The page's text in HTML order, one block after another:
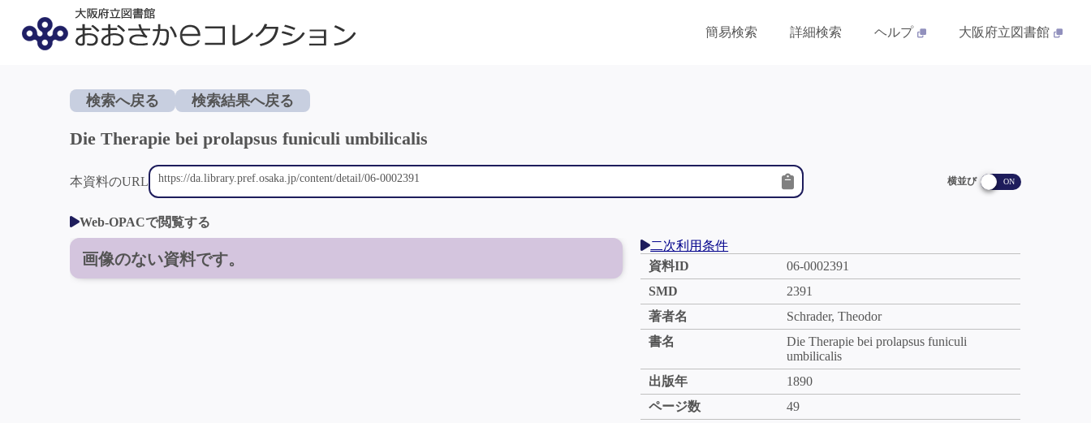
簡易検索 詳細検索 ヘルプ 大阪府立図書館
検索へ戻る 検索結果へ戻る
Die Therapie bei prolapsus funiculi umbilicalis
本資料のURL 横並び
Web-OPACで閲覧する
画像のない資料です。
二次利用条件
資料ID
06-0002391
SMD
2391
著者名
Schrader, Theodor
書名
Die Therapie bei prolapsus funiculi
umbilicalis
出版年
1890
ページ数
49